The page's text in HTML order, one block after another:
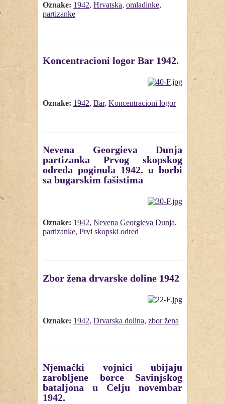
Oznake: 1942, Hrvatska, omladinke,
partizanke
Koncentracioni logor Bar 1942.
Oznake: 1942, Bar, Koncentracioni logor
Nevena Georgieva Dunja
partizanka Prvog skopskog
odreda poginula 1942. u borbi
sa bugarskim fašistima
Oznake: 1942, Nevena Georgieva Dunja,
partizanke, Prvi skopski odred
Zbor žena drvarske doline 1942
Oznake: 1942, Drvarska dolina, zbor žena
Njemački vojnici ubijaju
zarobljene borce Savinjskog
bataljona u Celju novembar
1942.